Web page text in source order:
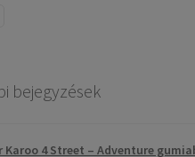
bejegyzések
Karoo 4 Street – Adventure